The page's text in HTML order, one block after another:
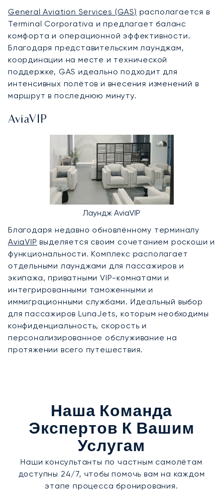
General Aviation Services (GAS) располагается в
Terminal Corporativa и предлагает баланс
комфорта и операционной эффективности.
Благодаря представительским лаунджам,
координации на месте и технической
поддержке, GAS идеально подходит для
интенсивных полётов и внесения изменений в
маршрут в последнюю минуту.
AviaVIP
Лаундж AviaVIP
Благодаря недавно обновлённому терминалу
AviaVIP выделяется своим сочетанием роскоши и
функциональности. Комплекс располагает
отдельными лаунджами для пассажиров и
экипажа, приватными VIP-комнатами и
интегрированными таможенными и
иммиграционными службами. Идеальный выбор
для пассажиров LunaJets, которым необходимы
конфиденциальность, скорость и
персонализированное обслуживание на
протяжении всего путешествия.
Наша Команда
Экспертов К Вашим
Услугам
Наши консультанты по частным самолётам
доступны 24/7, чтобы помочь вам на каждом
этапе процесса бронирования.